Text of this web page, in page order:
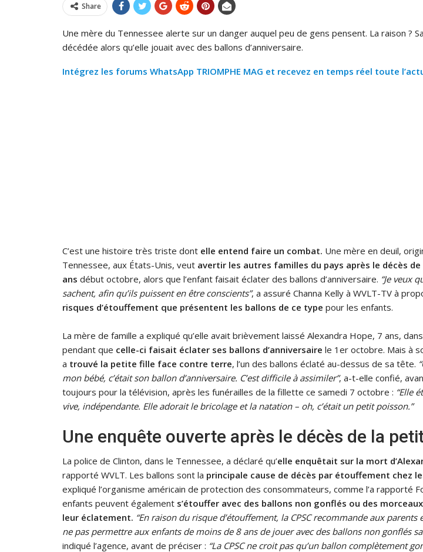
Share
Une mère du Tennessee alerte sur un danger auquel peu de gens pensent. La raison ?
décédée alors qu’elle jouait avec des ballons d’anniversaire.
Intégrez les forums WhatsApp TRIOMPHE MAG et recevez en temps réel toute
C’est une histoire très triste dont elle entend faire un combat. Une mère en deuil,
Tennessee, aux États-Unis, veut avertir les autres familles du pays après le décès de
ans début octobre, alors que l’enfant faisait éclater des ballons d’anniversaire. “Je veux
sachent, afin qu’ils puissent en être conscients”, a assuré Channa Kelly à WVLT-TV à
risques d’étouffement que présentent les ballons de ce type pour les enfants.
La mère de famille a expliqué qu’elle avait brièvement laissé Alexandra Hope, 7 ans,
pendant que celle-ci faisait éclater ses ballons d’anniversaire le 1er octobre. Mais à
a trouvé la petite fille face contre terre, l’un des ballons éclaté au-dessus de sa tête.
mon bébé, c’était son ballon d’anniversaire. C’est difficile à assimiler”, a-t-elle confié,
toujours pour la télévision, après les funérailles de la fillette ce samedi 7 octobre : “Elle
vive, indépendante. Elle adorait le bricolage et la natation – oh, c’était un petit poisson.”
Une enquête ouverte après le décès de la
La police de Clinton, dans le Tennessee, a déclaré qu’elle enquêtait sur la mort
rapporté WVLT. Les ballons sont la principale cause de décès par étouffement chez
expliqué l’organisme américain de protection des consommateurs, comme l’a rapporté
enfants peuvent également s’étouffer avec des ballons non gonflés ou des
leur éclatement. “En raison du risque d’étouffement, la CPSC recommande aux parents
ne pas permettre aux enfants de moins de 8 ans de jouer avec des ballons non gonflés
indiqué l’agence, avant de préciser : “La CPSC ne croit pas qu’un ballon complètement